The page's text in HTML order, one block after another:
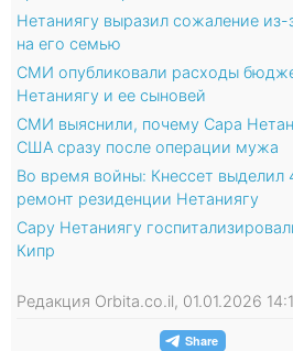
Нетаниягу выразил сожаление из-
на его семью
СМИ опубликовали расходы
Нетаниягу и ее сыновей
СМИ выяснили, почему Сара
США сразу после операции мужа
Во время войны: Кнессет выделил
ремонт резиденции Нетаниягу
Сару Нетаниягу
Кипр
Редакция Orbita.co.il, 01.01.2026